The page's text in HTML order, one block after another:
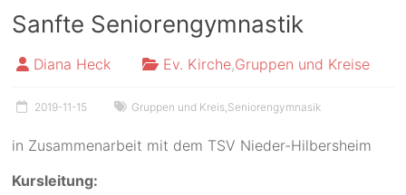
Sanfte Seniorengymnastik
Diana Heck Ev. Kirche,Gruppen und Kreise
2019-11-15 Gruppen und Kreis Seniorengymnasik
in Zusammenarbeit mit dem TSV Nieder-Hilbersheim
Kursleitung: